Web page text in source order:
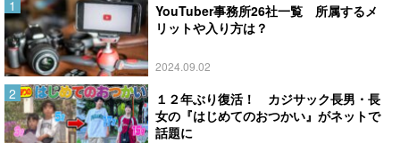
YouTuber事務所26社一覧 所属するメ
リットや入り方は？
2024.09.02
１２年ぶり復活！ カジサック長男・長
女の『はじめてのおつかい』がネットで
話題に